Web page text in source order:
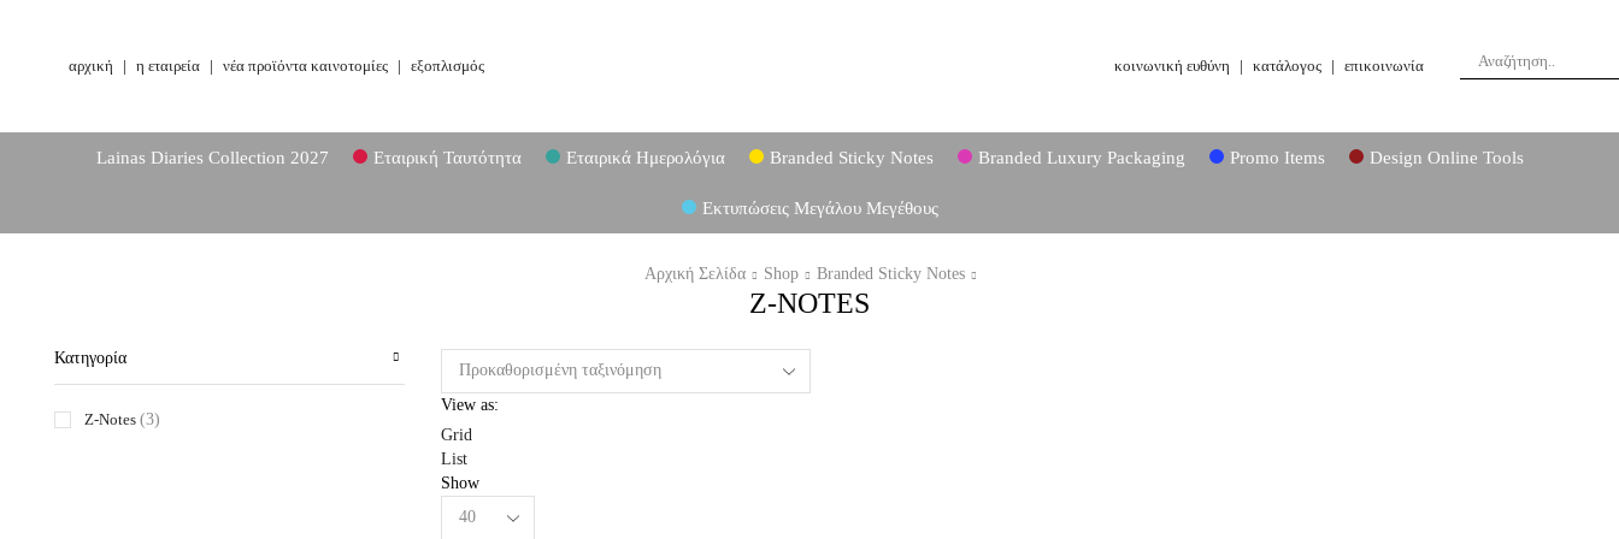
αρχική | η εταιρεία | νέα προϊόντα καινοτομίες | εξοπλισμός κοινωνική ευθύνη | κατάλογος | επικοινωνία
Lainas Diaries Collection 2027 Εταιρική Ταυτότητα Εταιρικά Ημερολόγια Branded Sticky Notes Branded Luxury Packaging Promo Items Design Online Tools
Εκτυπώσεις Μεγάλου Μεγέθους
Αρχική Σελίδα Shop Branded Sticky Notes
Z-NOTES
View as:
Grid
List
Show
Products
Κατηγορία
Z-Notes (3)